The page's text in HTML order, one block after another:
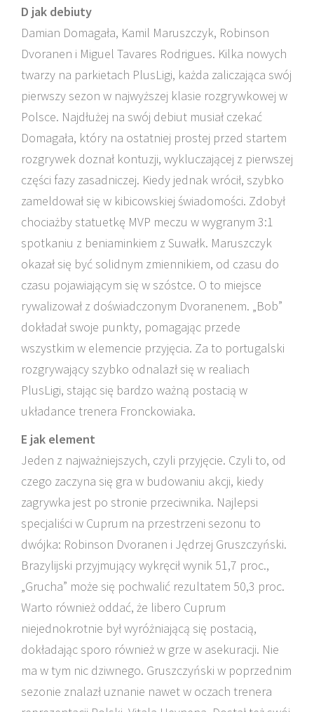
D jak debiuty
Damian Domagała, Kamil Maruszczyk, Robinson
Dvoranen i Miguel Tavares Rodrigues. Kilka nowych
twarzy na parkietach PlusLigi, każda zaliczająca swój
pierwszy sezon w najwyższej klasie rozgrywkowej w
Polsce. Najdłużej na swój debiut musiał czekać
Domagała, który na ostatniej prostej przed startem
rozgrywek doznał kontuzji, wykluczającej z pierwszej
części fazy zasadniczej. Kiedy jednak wrócił, szybko
zameldował się w kibicowskiej świadomości. Zdobył
chociażby statuetkę MVP meczu w wygranym 3:1
spotkaniu z beniaminkiem z Suwałk. Maruszczyk
okazał się być solidnym zmiennikiem, od czasu do
czasu pojawiającym się w szóstce. O to miejsce
rywalizował z doświadczonym Dvoranenem. „Bob”
dokładał swoje punkty, pomagając przede
wszystkim w elemencie przyjęcia. Za to portugalski
rozgrywający szybko odnalazł się w realiach
PlusLigi, stając się bardzo ważną postacią w
układance trenera Fronckowiaka.
E jak element
Jeden z najważniejszych, czyli przyjęcie. Czyli to, od
czego zaczyna się gra w budowaniu akcji, kiedy
zagrywka jest po stronie przeciwnika. Najlepsi
specjaliści w Cuprum na przestrzeni sezonu to
dwójka: Robinson Dvoranen i Jędrzej Gruszczyński.
Brazylijski przyjmujący wykręcił wynik 51,7 proc.,
„Grucha” może się pochwalić rezultatem 50,3 proc.
Warto również oddać, że libero Cuprum
niejednokrotnie był wyróżniającą się postacią,
dokładając sporo również w grze w asekuracji. Nie
ma w tym nic dziwnego. Gruszczyński w poprzednim
sezonie znalazł uznanie nawet w oczach trenera